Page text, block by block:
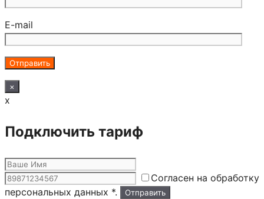
E-mail
×
x
Подключить тариф
Согласен на обработку
персональных данных *.